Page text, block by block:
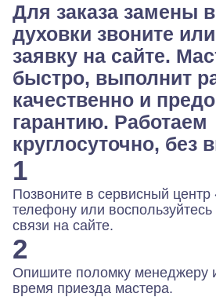
Для заказа замены
духовки звоните
заявку на сайте.
быстро, выполнит
качественно и
гарантию. Работаем
круглосуточно, без
1
Позвоните в сервисный
телефону или
связи на сайте.
2
Опишите поломку менеджеру
время приезда мастера.